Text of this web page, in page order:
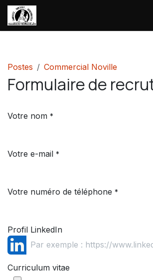
Se rendre au contenu
Postes Commercial Noville
Formulaire de
Votre nom *
Votre e-mail *
Votre numéro de téléphone *
Profil LinkedIn
Curriculum vitae